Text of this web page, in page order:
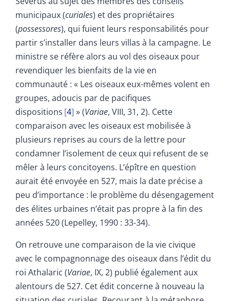
municipaux (curiales) et des propriétaires
(possessores), qui fuient leurs responsabilités pour
partir s’installer dans leurs villas à la campagne. Le
ministre se réfère alors au vol des oiseaux pour
revendiquer les bienfaits de la vie en
communauté : « Les oiseaux eux-mêmes volent en
groupes, adoucis par de pacifiques
dispositions 4 » (Variae, VIII, 31, 2). Cette
comparaison avec les oiseaux est mobilisée à
plusieurs reprises au cours de la lettre pour
condamner l’isolement de ceux qui refusent de se
mêler à leurs concitoyens. L’épître en question
aurait été envoyée en 527, mais la date précise a
peu d’importance : le problème du désengagement
des élites urbaines n’était pas propre à la fin des
années 520 (Lepelley, 1990 : 33-34).
On retrouve une comparaison de la vie civique
avec le compagnonnage des oiseaux dans l’édit du
roi Athalaric (Variae, IX, 2) publié également aux
alentours de 527. Cet édit concerne à nouveau la